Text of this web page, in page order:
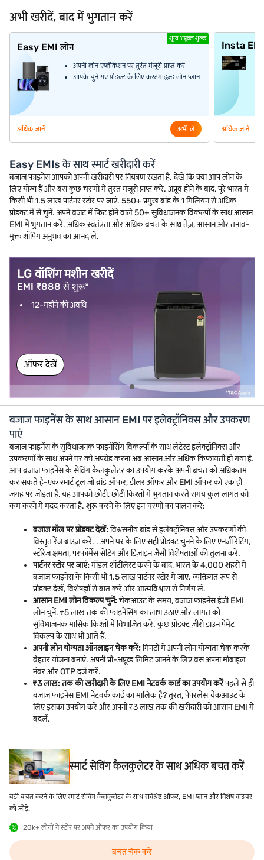
अभी खरीदें, बाद में भुगतान करें
शून्य अप्रूवल शुल्क
Easy EMI लोन
अपनी लोन एप्लीकेशन पर तुरंत मंज़ूरी प्राप्त करें
आपके चुने गए प्रोडक्ट के लिए कस्टमाइज़्ड लोन प्लान
अधिक जानें अभी लें
Insta
अधिक जानें
Easy EMIs के साथ स्मार्ट खरीदारी करें
बजाज फाइनेंस आपको अपनी खरीदारी पर नियंत्रण रखता है. देखें कि क्या आप लोन के
लिए योग्य हैं और बस कुछ चरणों में तुरंत मंज़ूरी प्राप्त करें. अप्रूव होने के बाद, पूरे भारत में
किसी भी 1.5 लाख पार्टनर स्टोर पर जाएं. 550+ प्रमुख ब्रांड के 1 मिलियन से अधिक
प्रोडक्ट में से चुनें. अपने बजट में फिट होने वाले 50+ सुविधाजनक विकल्पों के साथ आसान
EMI में भुगतान करें. अधिक स्वतंत्रता और अधिक बचत के साथ तेज़, आसान और तनाव-
मुक्त शॉपिंग अनुभव का आनंद लें.
LG वॉशिंग मशीन खरीदें
EMI ₹888 से शुरू*
12-महीने की अवधि
ऑफर देखें
बजाज फाइनेंस के साथ आसान EMI पर इलेक्ट्रॉनिक्स और उपकरण
पाएं
बजाज फाइनेंस के सुविधाजनक फाइनेंसिंग विकल्पों के साथ लेटेस्ट इलेक्ट्रॉनिक्स और
उपकरणों के साथ अपने घर को अपग्रेड करना अब आसान और अधिक किफायती हो गया है.
आप बजाज फाइनेंस के सेविंग कैलकुलेटर का उपयोग करके अपनी बचत को अधिकतम
कर सकते हैं-एक स्मार्ट टूल जो ब्रांड ऑफर, डीलर ऑफर और EMI ऑफर को एक ही
जगह पर जोड़ता है, यह आपको छोटी, छोटी किश्तों में भुगतान करते समय कुल लागत को
कम करने में मदद करता है. शुरू करने के लिए इन चरणों का पालन करें:
बजाज मॉल पर प्रोडक्ट देखें:विश्वसनीय ब्रांड से इलेक्ट्रॉनिक्स और उपकरणों की
विस्तृत रेंज ब्राउज़ करें. . अपने घर के लिए सही प्रोडक्ट चुनने के लिए एनर्जी रेटिंग,
स्टोरेज क्षमता, परफॉर्मेंस सेटिंग और डिज़ाइन जैसी विशेषताओं की तुलना करें.
पार्टनर स्टोर पर जाएं:मॉडल शॉर्टलिस्ट करने के बाद, भारत के 4,000 शहरों में
बजाज फाइनेंस के किसी भी 1.5 लाख पार्टनर स्टोर में जाएं. व्यक्तिगत रूप से
प्रोडक्ट देखें, विशेषज्ञों से बात करें और आत्मविश्वास से निर्णय लें.
आसान EMI लोन विकल्प चुनें:चेकआउट के समय, बजाज फाइनेंस ईजी EMI
लोन चुनें. ₹5 लाख तक की फाइनेंसिंग का लाभ उठाएं और लागत को
सुविधाजनक मासिक किश्तों में विभाजित करें. कुछ प्रोडक्ट ज़ीरो डाउन पेमेंट
विकल्प के साथ भी आते हैं.
अपनी लोन योग्यता ऑनलाइन चेक करें:मिनटों में अपनी लोन योग्यता चेक करके
बेहतर योजना बनाएं. अपनी प्री-अप्रूव्ड लिमिट जानने के लिए बस अपना मोबाइल
नंबर और OTP दर्ज करें.
₹3 लाख: तक की खरीदारी के लिए EMI नेटवर्क कार्ड का उपयोग करेंपहले से ही
बजाज फाइनेंस EMI नेटवर्क कार्ड का मालिक है? तुरंत, पेपरलेस चेकआउट के
लिए इसका उपयोग करें और अपनी ₹3 लाख तक की खरीदारी को आसान EMI में
बदलें.
स्मार्ट सेविंग कैलकुलेटर के साथ अधिक बचत करें
बड़ी बचत करने के लिए स्मार्ट सेविंग कैलकुलेटर के साथ सर्वश्रेष्ठ ऑफर, EMI प्लान और विशेष वाउचर
को जोड़ें.
20k+ लोगों ने स्टोर पर अपने ऑफर का उपयोग किया
बचत चेक करें